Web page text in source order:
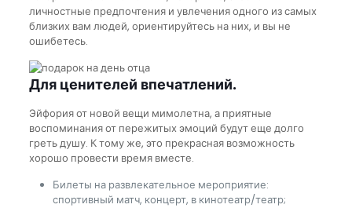
личностные предпочтения и увлечения одного из самых
близких вам людей, ориентируйтесь на них, и вы не
ошибетесь.
Для ценителей впечатлений.
Эйфория от новой вещи мимолетна, а приятные
воспоминания от пережитых эмоций будут еще долго
греть душу. К тому же, это прекрасная возможность
хорошо провести время вместе.
Билеты на развлекательное мероприятие:
спортивный матч, концерт, в кинотеатр/театр;